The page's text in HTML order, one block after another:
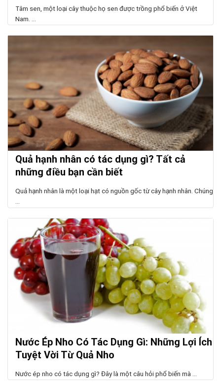
Tâm sen, một loại cây thuộc họ sen được trồng phổ biến ở Việt
Nam. ...
Quả hạnh nhân có tác dụng gì? Tất cả
những điều bạn cần biết
Quả hạnh nhân là một loại hạt có nguồn gốc từ cây hạnh nhân. Chúng
...
Nước Ép Nho Có Tác Dụng Gì: Những Lợi Ích
Tuyệt Vời Từ Quả Nho
Nước ép nho có tác dụng gì? Đây là một câu hỏi phổ biến mà ...